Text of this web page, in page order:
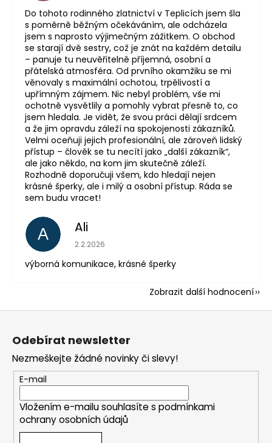
Do tohoto rodinného zlatnictví v Teplicích jsem šla
s poměrně běžným očekáváním, ale odcházela
jsem s naprosto výjimečným zážitkem. O obchod
se starají dvě sestry, což je znát na každém detailu
– panuje tu neuvěřitelně příjemná, osobní a
přátelská atmosféra. Od prvního okamžiku se mi
věnovaly s maximální ochotou, trpělivostí a
upřímným zájmem. Nic nebyl problém, vše mi
ochotně vysvětlily a pomohly vybrat přesně to, co
jsem hledala. Je vidět, že svou práci dělají srdcem
a že jim opravdu záleží na spokojenosti zákazníků.
Velmi oceňuji jejich profesionální, ale zároveň lidský
přístup – člověk se tu necítí jako „další zákazník“,
ale jako někdo, na kom jim skutečně záleží.
Rozhodně doporučuji všem, kdo hledají nejen
krásné šperky, ale i milý a osobní přístup. Ráda se
sem budu vracet!
A Ali
Hodnocení obchodu je 5 z 5 hvězdiček.
2.2.2026
výborná komunikace, krásné šperky
Zobrazit další hodnocení
Z
Odebírat newsletter
Nezmeškejte žádné novinky či slevy!
E-mail
Vložením e-mailu souhlasíte s podmínkami
ochrany osobních údajů